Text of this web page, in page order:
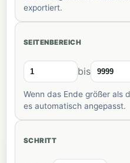
exportiert.
SEITENBEREICH
bis
Wenn das Ende größer als
es automatisch angepasst.
SCHRITT